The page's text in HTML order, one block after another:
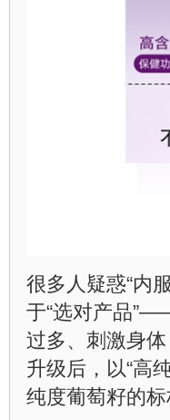
很多人疑惑“内
于“选对产品
过多、刺激身
升级后，以“高
纯度葡萄籽的标